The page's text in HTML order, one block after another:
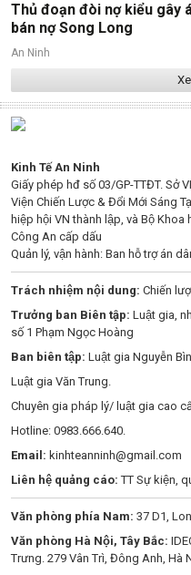
Thủ đoạn đòi nợ kiểu gây
bán nợ Song Long
An Ninh
Kinh Tế An Ninh
Giấy phép hđ số 03/GP-TTĐT. Sở
Viện Chiến Lược & Đổi Mới Sáng
hiệp hội VN thành lập, và Bộ
Công An cấp dấu
Quản lý, vận hành: Ban hỗ trợ án
Trách nhiệm nội dung: Chiến
Trưởng ban Biên tập: Luật gia,
số 1 Phạm Ngọc Hoàng
Ban biên tập: Luật gia Nguyễn
Luật gia Văn Trung.
Chuyên gia pháp lý/ luật gia cao
Hotline: 0983.666.640.
Email: kinhteanninh@gmail.com
Liên hệ quảng cáo: TT Sự kiện,
Văn phòng phía Nam: 37 D1,
Văn phòng Hà Nội, Tây Bắc:
Trưng. 279 Vân Trì, Đông Anh, Hà